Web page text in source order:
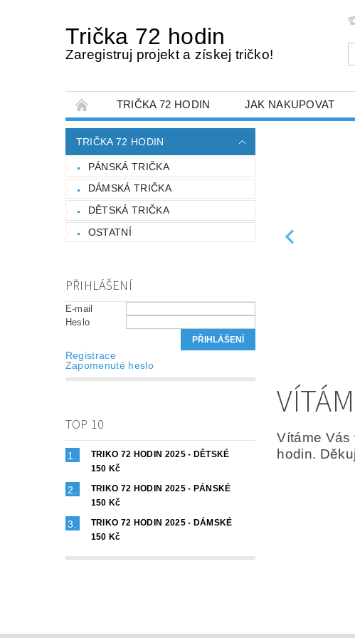
Trička 72 hodin
Zaregistruj projekt a získej tričko!
TRIČKA 72 HODIN JAK NAKUPOVAT
TRIČKA 72 HODIN
PÁNSKÁ TRIČKA
DÁMSKÁ TRIČKA
DĚTSKÁ TRIČKA
OSTATNÍ
PŘIHLÁŠENÍ
E-mail
Heslo
Registrace
Zapomenuté heslo
TOP 10
TRIKO 72 HODIN 2025 - DĚTSKÉ
150 Kč
TRIKO 72 HODIN 2025 - PÁNSKÉ
150 Kč
TRIKO 72 HODIN 2025 - DÁMSKÉ
150 Kč
Vítáme Vás
hodin.